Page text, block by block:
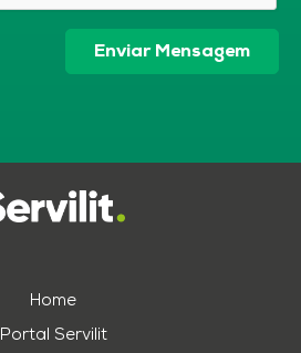
Enviar Mensagem
Home
Portal Servilit